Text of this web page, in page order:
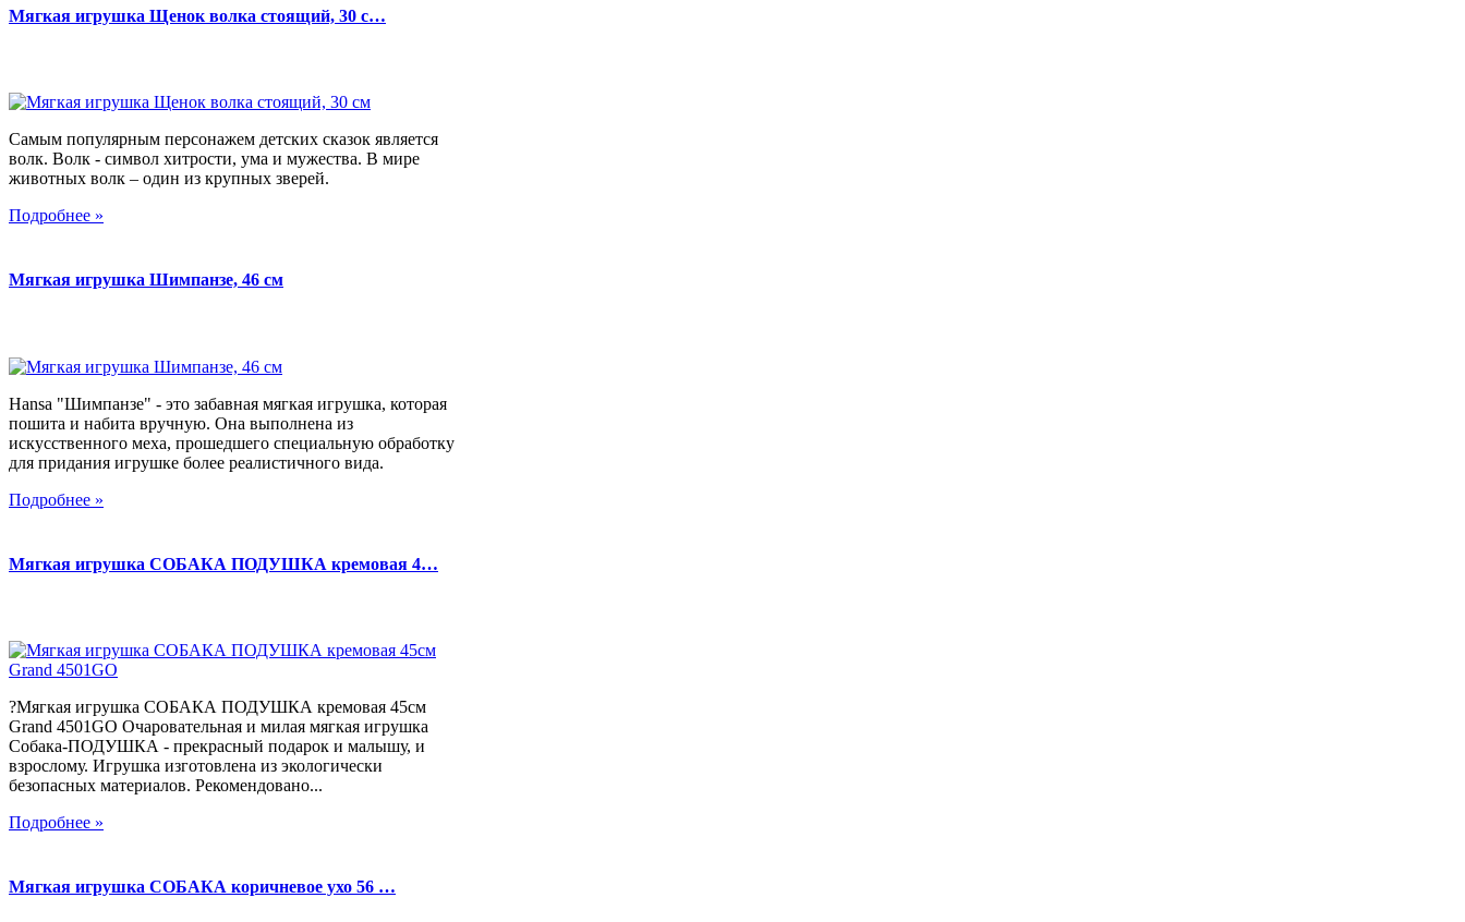
Мягкая игрушка Щенок волка стоящий, 30 с…
Самым популярным персонажем детских сказок является
волк. Волк - символ хитрости, ума и мужества. В мире
животных волк – один из крупных зверей.
Подробнее »
Мягкая игрушка Шимпанзе, 46 см
Hansa "Шимпанзе" - это забавная мягкая игрушка, которая
пошита и набита вручную. Она выполнена из
искусственного меха, прошедшего специальную обработку
для придания игрушке более реалистичного вида.
Подробнее »
Мягкая игрушка СОБАКА ПОДУШКА кремовая 4…
?Мягкая игрушка СОБАКА ПОДУШКА кремовая 45см
Grand 4501GO Очаровательная и милая мягкая игрушка
Собака-ПОДУШКА - прекрасный подарок и малышу, и
взрослому. Игрушка изготовлена из экологически
безопасных материалов. Рекомендовано...
Подробнее »
Мягкая игрушка СОБАКА коричневое ухо 56 …